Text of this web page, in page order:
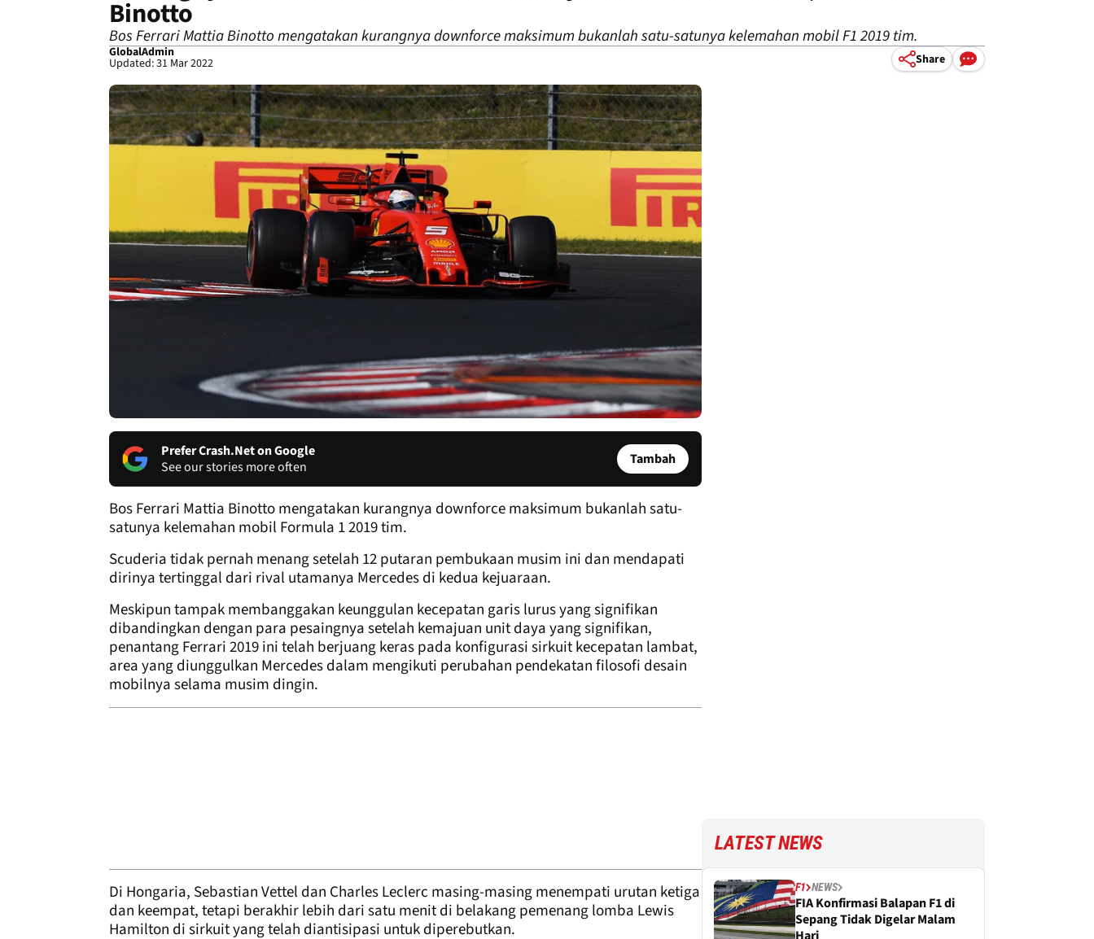
Binotto
Bos Ferrari Mattia Binotto mengatakan kurangnya downforce maksimum bukanlah satu-satunya kelemahan mobil F1 2019 tim.
GlobalAdmin
Updated: 31 Mar 2022 Share
Prefer Crash.Net on Google
See our stories more often
Tambah
Bos Ferrari Mattia Binotto mengatakan kurangnya downforce maksimum bukanlah satu-
satunya kelemahan mobil Formula 1 2019 tim.
Scuderia tidak pernah menang setelah 12 putaran pembukaan musim ini dan mendapati
dirinya tertinggal dari rival utamanya Mercedes di kedua kejuaraan.
Meskipun tampak membanggakan keunggulan kecepatan garis lurus yang signifikan
dibandingkan dengan para pesaingnya setelah kemajuan unit daya yang signifikan,
penantang Ferrari 2019 ini telah berjuang keras pada konfigurasi sirkuit kecepatan lambat,
area yang diunggulkan Mercedes dalam mengikuti perubahan pendekatan filosofi desain
mobilnya selama musim dingin.
Di Hongaria, Sebastian Vettel dan Charles Leclerc masing-masing menempati urutan ketiga
dan keempat, tetapi berakhir lebih dari satu menit di belakang pemenang lomba Lewis
Hamilton di sirkuit yang telah diantisipasi untuk diperebutkan.
LATEST NEWS
F1 NEWS
FIA Konfirmasi Balapan F1 di
Sepang Tidak Digelar Malam